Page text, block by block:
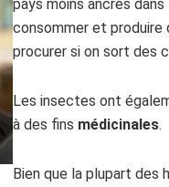
pays moins ancrés
consommer et produire
procurer si on sort des
Les insectes ont
à des fins médicinales.
Bien que la plupart des